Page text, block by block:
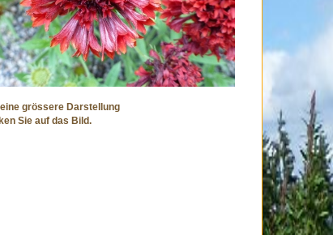
eine grössere Darstellung
Sie auf das Bild.